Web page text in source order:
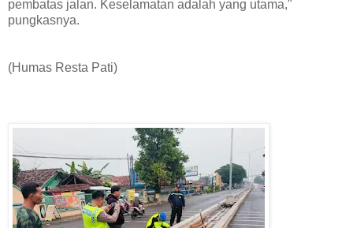
pembatas jalan. Keselamatan adalah yang utama,"
pungkasnya.
(Humas Resta Pati)